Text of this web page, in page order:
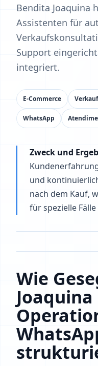
Bendita Joaquina
Assistenten für
Support
integriert.
E-Commerce
WhatsApp
Zweck und
und
nach dem Kauf,
für spezielle
Wie